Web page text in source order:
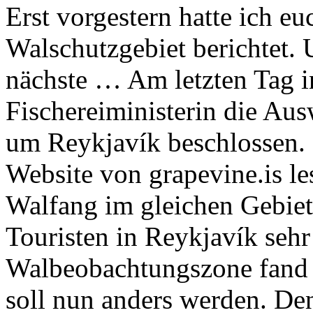
Erst vorgestern hatte ich
Walschutzgebiet berichtet.
nächste … Am letzten Tag
Fischereiministerin die
um Reykjavík
Website von grapevine.is
Walfang im gleichen
Touristen in Reykjavík
Walbeobachtungszone
soll nun anders werden.